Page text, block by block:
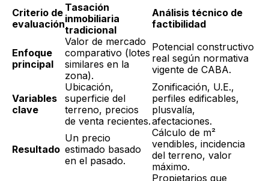
Criterio de
evaluación
Tasación
inmobiliaria
tradicional
Análisis técnico de
factibilidad
Enfoque
principal
Valor de mercado
comparativo (lotes
similares en la
zona).
Potencial constructivo
real según normativa
vigente de CABA.
Variables
clave
Ubicación,
superficie del
terreno, precios
de venta recientes.
Zonificación, U.E.,
perfiles edificables,
plusvalía,
afectaciones.
Resultado
Un precio
estimado basado
en el pasado.
Cálculo de m²
vendibles, incidencia
del terreno, valor
máximo.
Propietarios que